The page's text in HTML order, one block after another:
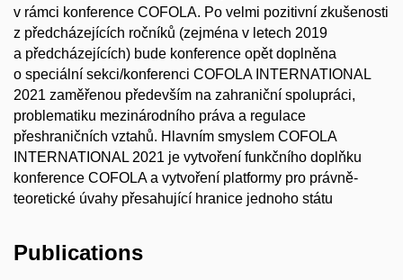
v rámci konference COFOLA. Po velmi pozitivní zkušenosti
z předcházejících ročníků (zejména v letech 2019
a předcházejících) bude konference opět doplněna
o speciální sekci/konferenci COFOLA INTERNATIONAL
2021 zaměřenou především na zahraniční spolupráci,
problematiku mezinárodního práva a regulace
přeshraničních vztahů. Hlavním smyslem COFOLA
INTERNATIONAL 2021 je vytvoření funkčního doplňku
konference COFOLA a vytvoření platformy pro právně-
teoretické úvahy přesahující hranice jednoho státu
Publications